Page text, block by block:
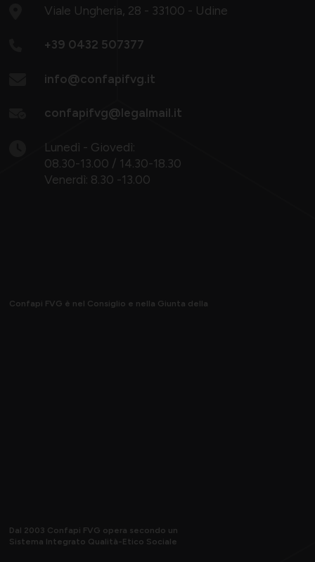
Viale Ungheria, 28 - 33100 - Udine
+39 0432 507377
info@confapifvg.it
confapifvg@legalmail.it
Lunedì - Giovedì:
08.30-13.00 / 14.30-18.30
Venerdì: 8.30 -13.00
Confapi FVG è nel Consiglio e nella Giunta della
Dal 2003 Confapi FVG opera secondo un
Sistema Integrato Qualità-Etico Sociale